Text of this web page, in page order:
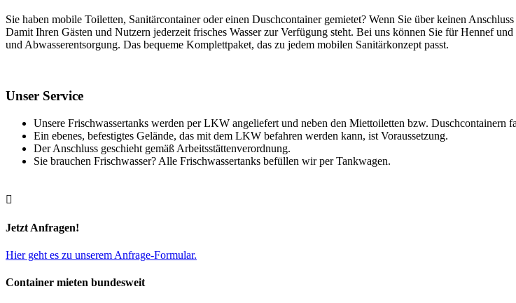
Sie haben mobile Toiletten, Sanitärcontainer oder einen Duschcontainer gemietet? Wenn Sie über keinen
Damit Ihren Gästen und Nutzern jederzeit frisches Wasser zur Verfügung steht. Bei uns können Sie für Hennef
und Abwasserentsorgung. Das bequeme Komplettpaket, das zu jedem mobilen Sanitärkonzept passt.
Unser Service
Unsere Frischwassertanks werden per LKW angeliefert und neben den Miettoiletten bzw. Duschcontainern
Ein ebenes, befestigtes Gelände, das mit dem LKW befahren werden kann, ist Voraussetzung.
Der Anschluss geschieht gemäß Arbeitsstättenverordnung.
Sie brauchen Frischwasser? Alle Frischwassertanks befüllen wir per Tankwagen.

Jetzt Anfragen!
Hier geht es zu unserem Anfrage-Formular.
Container mieten bundesweit